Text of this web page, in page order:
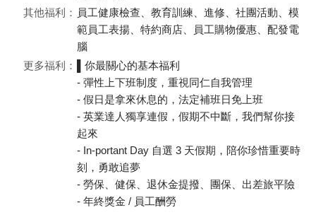
其他福利： 員工健康檢查、教育訓練、進修、社團活動、模
範員工表揚、特約商店、員工購物優惠、配發電
腦
更多福利：
▌你最關心的基本福利
- 彈性上下班制度，重視同仁自我管理
- 假日是拿來休息的，法定補班日免上班
- 英業達人獨享連假，假期不中斷，我們幫你接
起來
- In-portant Day 自選 3 天假期，陪你珍惜重要時
刻，勇敢追夢
- 勞保、健保、退休金提撥、團保、出差旅平險
- 年終獎金 / 員工酬勞